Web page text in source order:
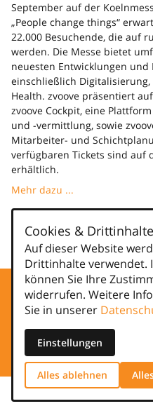
September auf der
„People change things“
22.000 Besuchende, die auf
werden. Die Messe bietet
neuesten Entwicklungen und
einschließlich
Health. zvoove präsentiert
zvoove Cockpit, eine
und -vermittlung, sowie
Mitarbeiter- und
verfügbaren Tickets sind auf
erhältlich.
Mehr dazu ...
Kategorien
news
Impressum
Cookies & Drittinhalte
Auf dieser Website
Drittinhalte verwendet.
können Sie Ihre
widerrufen. Weitere
Sie in unserer
Einstellungen
Alles ablehnen